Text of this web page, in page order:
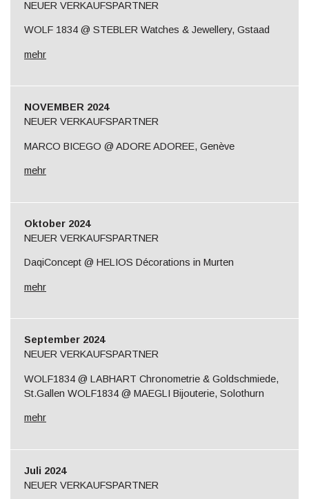
NEUER VERKAUFSPARTNER
WOLF 1834 @ STEBLER Watches & Jewellery, Gstaad
mehr
NOVEMBER 2024
NEUER VERKAUFSPARTNER
MARCO BICEGO @ ADORE ADOREE, Genève
mehr
Oktober 2024
NEUER VERKAUFSPARTNER
DaqiConcept @ HELIOS Décorations in Murten
mehr
September 2024
NEUER VERKAUFSPARTNER
WOLF1834 @ LABHART Chronometrie & Goldschmiede,
St.Gallen WOLF1834 @ MAEGLI Bijouterie, Solothurn
mehr
Juli 2024
NEUER VERKAUFSPARTNER